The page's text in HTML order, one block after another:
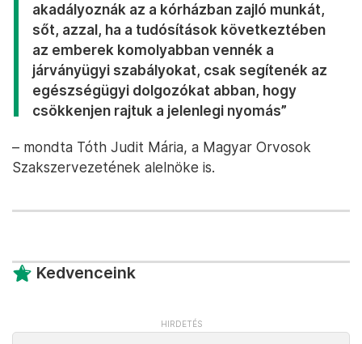
akadályoznák az a kórházban zajló munkát,
sőt, azzal, ha a tudósítások következtében
az emberek komolyabban vennék a
járványügyi szabályokat, csak segítenék az
egészségügyi dolgozókat abban, hogy
csökkenjen rajtuk a jelenlegi nyomás”
– mondta Tóth Judit Mária, a Magyar Orvosok
Szakszervezetének alelnöke is.
Kedvenceink